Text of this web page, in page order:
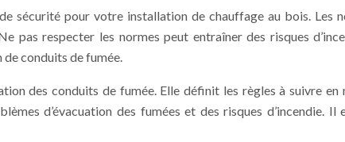
sécurité pour votre installation de chauffage au bois. Les
pas respecter les normes peut entraîner des risques
de conduits de fumée.
des conduits de fumée. Elle définit les règles à suivre
d’évacuation des fumées et des risques d’incendie.